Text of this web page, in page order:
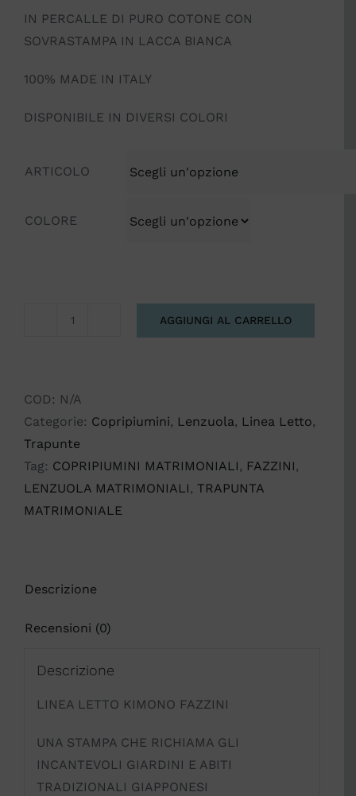
IN PERCALLE DI PURO COTONE CON
SOVRASTAMPA IN LACCA BIANCA
100% MADE IN ITALY
DISPONIBILE IN DIVERSI COLORI
ARTICOLO
COLORE
FAZZINI
quantità
AGGIUNGI AL CARRELLO
COD: N/A
Categorie: Copripiumini, Lenzuola, Linea Letto,
Trapunte
Tag: COPRIPIUMINI MATRIMONIALI, FAZZINI,
LENZUOLA MATRIMONIALI, TRAPUNTA
MATRIMONIALE
Descrizione
Recensioni (0)
Descrizione
LINEA LETTO KIMONO FAZZINI
UNA STAMPA CHE RICHIAMA GLI
INCANTEVOLI GIARDINI E ABITI
TRADIZIONALI GIAPPONESI